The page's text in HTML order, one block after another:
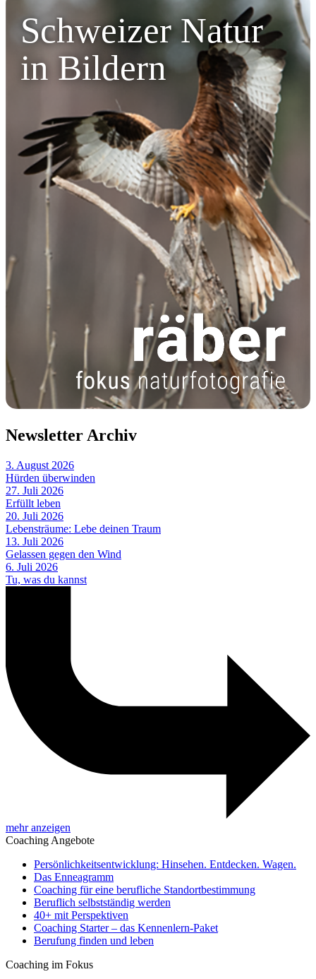
Schweizer Natur
in Bildern
Newsletter Archiv
3. August 2026
Hürden überwinden
27. Juli 2026
Erfüllt leben
20. Juli 2026
Lebensträume: Lebe deinen Traum
13. Juli 2026
Gelassen gegen den Wind
6. Juli 2026
Tu, was du kannst
mehr anzeigen
Coaching Angebote
Persönlichkeitsentwicklung: Hinsehen. Entdecken. Wagen.
Das Enneagramm
Coaching für eine berufliche Standortbestimmung
Beruflich selbstständig werden
40+ mit Perspektiven
Coaching Starter – das Kennenlern-Paket
Berufung finden und leben
Coaching im Fokus